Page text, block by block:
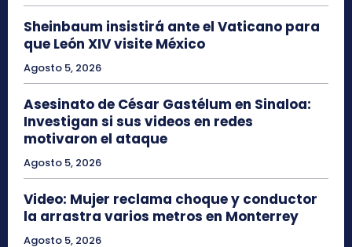
Sheinbaum insistirá ante el Vaticano para
que León XIV visite México
Agosto 5, 2026
Asesinato de César Gastélum en Sinaloa:
Investigan si sus videos en redes
motivaron el ataque
Agosto 5, 2026
Video: Mujer reclama choque y conductor
la arrastra varios metros en Monterrey
Agosto 5, 2026